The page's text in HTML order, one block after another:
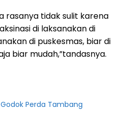
rasanya tidak sulit karena
di laksanakan di
di puskesmas, biar di
biar mudah,”tandasnya.
Godok Perda Tambang